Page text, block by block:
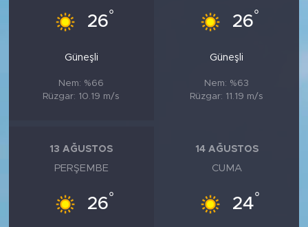
26°
Güneşli
Nem: %66
Rüzgar: 10.19 m/s
26°
Güneşli
Nem: %63
Rüzgar: 11.19 m/s
13 AĞUSTOS
PERŞEMBE
26°
14 AĞUSTOS
CUMA
24°